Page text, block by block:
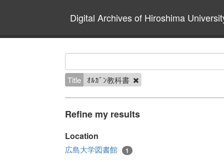
Digital Archives of Hiroshima
Title ｵﾙｶﾞﾝ教科書
Refine my results
Location
広島大学図書館 1